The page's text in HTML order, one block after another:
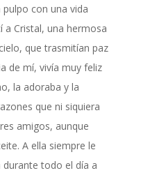
con una vida
a Cristal, una hermosa
que trasmitían paz
de mí, vivía muy feliz
la adoraba y la
que ni siquiera
amigos, aunque
A ella siempre le
durante todo el día a